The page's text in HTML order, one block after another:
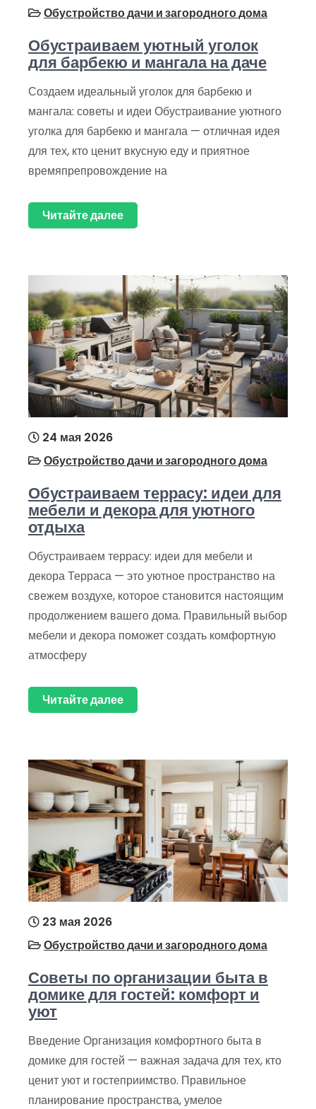
Обустройство дачи и загородного дома
Обустраиваем уютный уголок
для барбекю и мангала на даче
Создаем идеальный уголок для барбекю и
мангала: советы и идеи Обустраивание уютного
уголка для барбекю и мангала — отличная идея
для тех, кто ценит вкусную еду и приятное
времяпрепровождение на
Читайте далее
24 мая 2026
Обустройство дачи и загородного дома
Обустраиваем террасу: идеи для
мебели и декора для уютного
отдыха
Обустраиваем террасу: идеи для мебели и
декора Терраса — это уютное пространство на
свежем воздухе, которое становится настоящим
продолжением вашего дома. Правильный выбор
мебели и декора поможет создать комфортную
атмосферу
Читайте далее
23 мая 2026
Обустройство дачи и загородного дома
Советы по организации быта в
домике для гостей: комфорт и
уют
Введение Организация комфортного быта в
домике для гостей — важная задача для тех, кто
ценит уют и гостеприимство. Правильное
планирование пространства, умелое